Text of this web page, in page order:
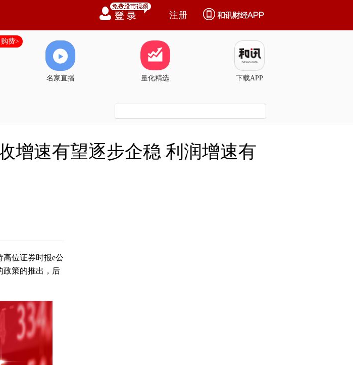
注册
费>
名家直播 量化精选 下载APP
增速有望逐步企稳 利润增速有
高位证券时报e公
政策的推出，后